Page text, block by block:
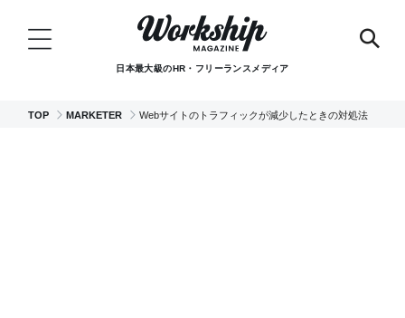
日本最大級のHR・フリーランスメディア
TOP MARKETER Webサイトのトラフィックが減少したときの対処法